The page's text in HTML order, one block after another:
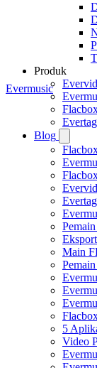
Produk
Evertag
Blog
Main
5
Video
Evermusic